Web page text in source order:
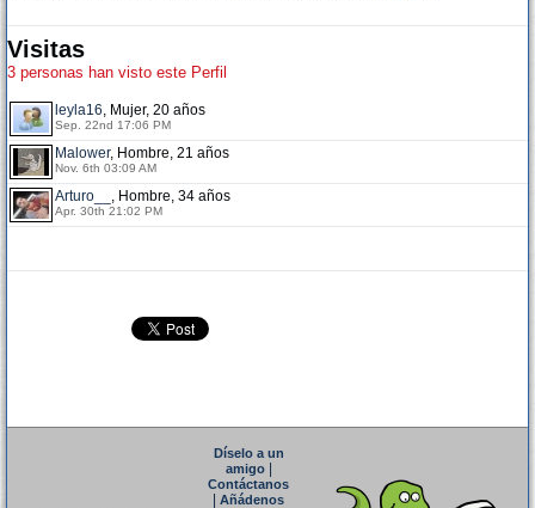
Visitas
3 personas han visto este Perfil
leyla16, Mujer, 20 años
Sep. 22nd 17:06 PM
Malower, Hombre, 21 años
Nov. 6th 03:09 AM
Arturo__ , Hombre, 34 años
Apr. 30th 21:02 PM
Díselo a un
amigo|
Contáctanos
Añádenos